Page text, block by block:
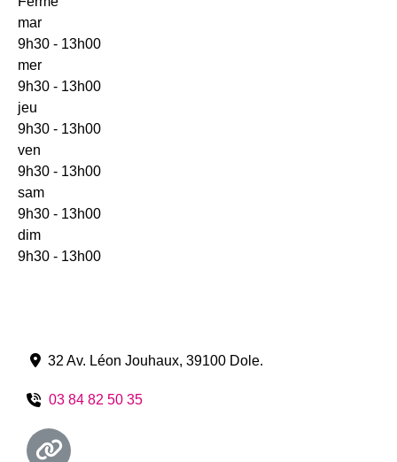
mar
9h30 - 13h00
mer
9h30 - 13h00
jeu
9h30 - 13h00
ven
9h30 - 13h00
sam
9h30 - 13h00
dim
9h30 - 13h00
32 Av. Léon Jouhaux, 39100 Dole.
03 84 82 50 35